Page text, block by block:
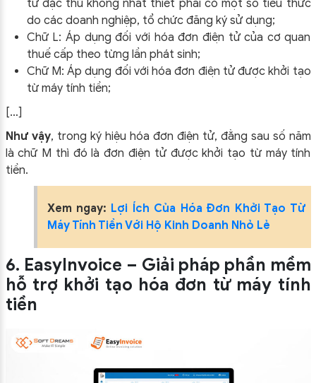
tử đặc thù không nhất thiết phải có một số tiêu thức
do các doanh nghiệp, tổ chức đăng ký sử dụng;
Chữ L: Áp dụng đối với hóa đơn điện tử của cơ quan
thuế cấp theo từng lần phát sinh;
Chữ M: Áp dụng đối với hóa đơn điện tử được khởi tạo
từ máy tính tiền;
[…]
Như vậy, trong ký hiệu hóa đơn điện tử, đằng sau số năm
là chữ M thì đó là đơn điện tử được khởi tạo từ máy tính
tiền.
Xem ngay: Lợi Ích Của Hóa Đơn Khởi Tạo Từ
Máy Tính Tiền Với Hộ Kinh Doanh Nhỏ Lẻ
6. EasyInvoice – Giải pháp phần mềm
hỗ trợ khởi tạo hóa đơn từ máy tính
tiền